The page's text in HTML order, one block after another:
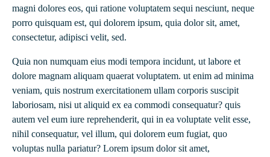
magni dolores eos, qui ratione voluptatem sequi nesciunt, neque
porro quisquam est, qui dolorem ipsum, quia dolor sit, amet,
consectetur, adipisci velit, sed.
Quia non numquam eius modi tempora incidunt, ut labore et
dolore magnam aliquam quaerat voluptatem. ut enim ad minima
veniam, quis nostrum exercitationem ullam corporis suscipit
laboriosam, nisi ut aliquid ex ea commodi consequatur? quis
autem vel eum iure reprehenderit, qui in ea voluptate velit esse,
nihil consequatur, vel illum, qui dolorem eum fugiat, quo
voluptas nulla pariatur? Lorem ipsum dolor sit amet,